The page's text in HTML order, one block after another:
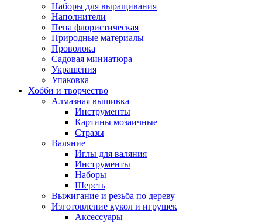
Наборы для выращивания
Наполнители
Пена флористическая
Природные материалы
Проволока
Садовая миниатюра
Украшения
Упаковка
Хобби и творчество
Алмазная вышивка
Инструменты
Картины мозаичные
Стразы
Валяние
Иглы для валяния
Инструменты
Наборы
Шерсть
Выжигание и резьба по дереву
Изготовление кукол и игрушек
Аксессуары